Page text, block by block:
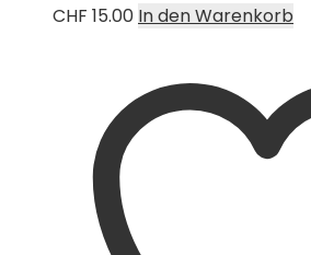
CHF 15.00 In den Warenkorb